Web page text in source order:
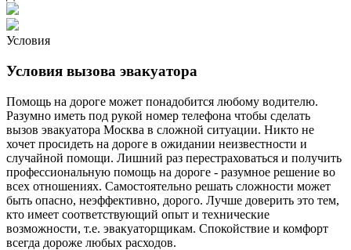
Условия
Условия вызова эвакуатора
Помощь на дороге может понадобится любому водителю.
Разумно иметь под рукой номер телефона чтобы сделать
вызов эвакуатора Москва в сложной ситуации. Никто не
хочет просидеть на дороге в ожидании неизвестности и
случайной помощи. Лишний раз перестраховаться и получить
профессиональную помощь на дороге - разумное решение во
всех отношениях. Самостоятельно решать сложности может
быть опасно, неэффективно, дорого. Лучше доверить это тем,
кто имеет соответствующий опыт и технические
возможности, т.е. эвакуаторщикам. Спокойствие и комфорт
всегда дороже любых расходов.